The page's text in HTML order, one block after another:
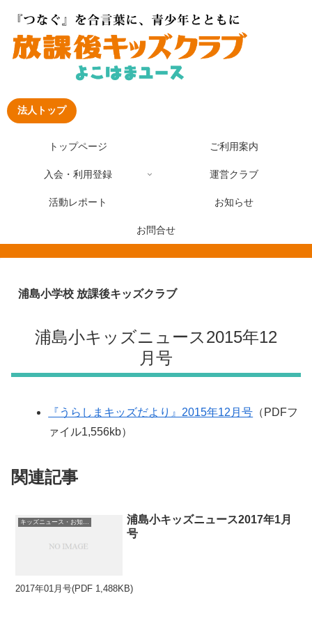
法人トップ
トップページ ご利用案内
入会・利用登録 運営クラブ
活動レポート お知らせ
お問合せ
浦島小学校 放課後キッズクラブ
浦島小キッズニュース2015年12
月号
『うらしまキッズだより』2015年12月号 （PDFフ
ァイル1,556kb）
関連記事
キッズニュース・お知らせ
浦島小キッズニュース2017年1月
号
2017年01月号(PDF 1,488KB)